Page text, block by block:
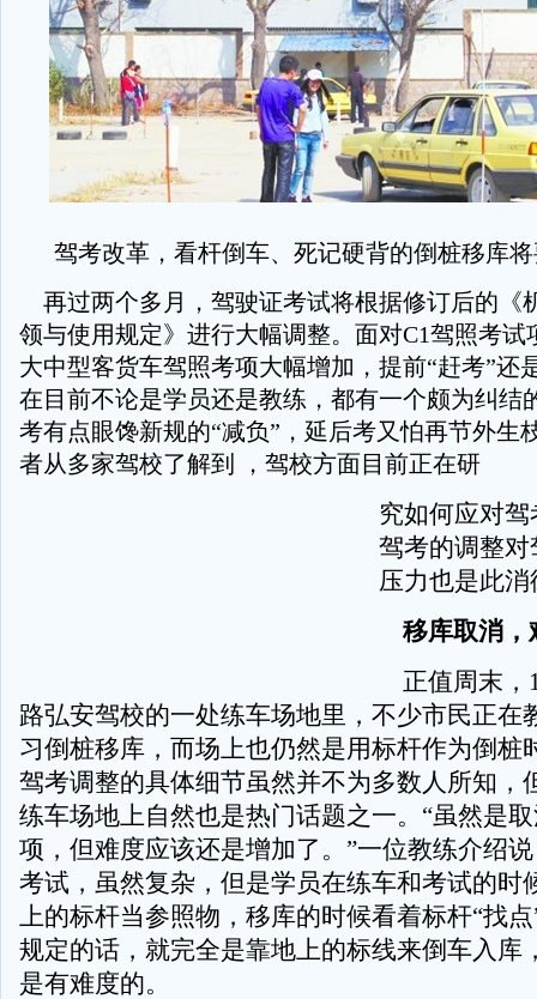
驾考改革，看杆倒车、死记硬背的倒桩移库
再过两个多月，驾驶证考试将根据修订后的《
领与使用规定》进行大幅调整。面对C1驾照考试
大中型客货车驾照考项大幅增加，提前“赶考”还
在目前不论是学员还是教练，都有一个颇为纠
考有点眼馋新规的“减负”，延后考又怕再节外生
者从多家驾校了解到 ，驾校方面目前正在研
究如何应对
驾考的调整
压力也是此消
移库取消，
正值周末，
路弘安驾校的一处练车场地里，不少市民正在
习倒桩移库，而场上也仍然是用标杆作为倒桩
驾考调整的具体细节虽然并不为多数人所知，
练车场地上自然也是热门话题之一。“虽然是
项，但难度应该还是增加了。”一位教练介绍
考试，虽然复杂，但是学员在练车和考试的时
上的标杆当参照物，移库的时候看着标杆“找
规定的话，就完全是靠地上的标线来倒车入库
是有难度的。